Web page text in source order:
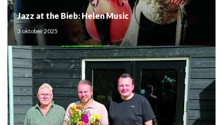
Jazz at the Bieb: Helen Music
3 oktober 2025